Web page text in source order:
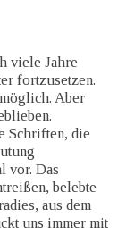
viele Jahre
fortzusetzen.
Aber
Schriften, die
vor. Das
belebte
aus dem
uns immer mit